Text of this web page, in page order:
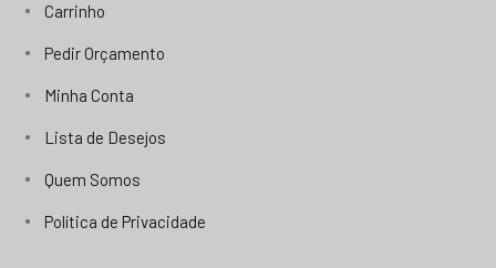
Carrinho
Pedir Orçamento
Minha Conta
Lista de Desejos
Quem Somos
Política de Privacidade